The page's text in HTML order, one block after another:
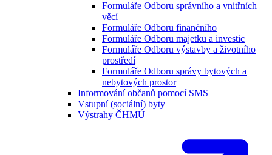
Formuláře Odboru správního a vnitřních
věcí
Formuláře Odboru finančního
Formuláře Odboru majetku a investic
Formuláře Odboru výstavby a životního
prostředí
Formuláře Odboru správy bytových a
nebytových prostor
Informování občanů pomocí SMS
Vstupní (sociální) byty
Výstrahy ČHMÚ